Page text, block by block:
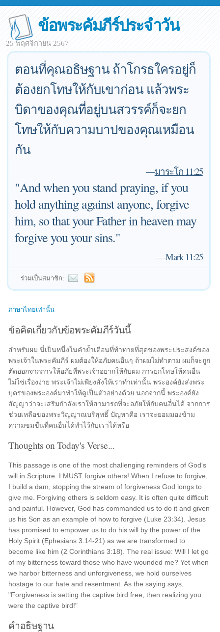
ข้อพระคัมภีร์ประจำวัน
25 พฤศจิกายน 2567
ตอนที่คุณอธิษฐาน ถ้าโกรธใครอยู่ก็
ต้องยกโทษให้กับเขาก่อน แล้วพระ
บิดาของคุณที่อยู่บนสวรรค์ก็จะยก
โทษให้กับความบาปของคุณเหมือน
กัน
—มาระโก 11:25
"And when you stand praying, if you
hold anything against anyone, forgive
him, so that your Father in heaven may
forgive you your sins."
—Mark 11:25
ร่วมเป็นสมาชิก:
ภาษาไทยเท่านั้น
ข้อคิดเกี่ยวกับข้อพระคัมภีร์วันนี้
สำหรับผม นี่เป็นหนึ่งในคำย้ำเตือนที่ท้าทายที่สุดของพระประสงค์ของ
พระเจ้าในพระคัมภีร์ ผมต้องให้อภัยคนอื่นๆ ถ้าผมไม่ทำตาม ผมก็จะถูก
ตัดออกจากการให้อภัยที่พระเจ้าอยากให้กับผม การยกโทษให้คนอื่น
ไม่ใช่เรื่องง่าย พระเจ้าไม่เพียงสั่งให้เราทำเท่านั้น พระองค์ยังส่งพระ
บุตรของพระองค์มาทำให้ดูเป็นตัวอย่างด้วย นอกจากนี้ พระองค์ยัง
สัญญาว่าจะเสริมกำลังเราให้สามารถที่จะอภัยให้กับคนอื่นได้ จากการ
ช่วยเหลือของพระวิญญาณบริสุทธิ์ ปัญหาคือ เราจะยอมมองข้าม
ความขมขื่นที่คนอื่นได้ทำไว้กับเราได้หรือ
Thoughts on Today's Verse...
This passage is one of the most challenging reminders of God's
will in Scripture. I MUST forgive others! When I refuse to forgive,
I build a dam, stopping the stream of forgiveness God longs to
give me. Forgiving others is seldom easy. It is often quite difficult
and painful. However, God has commanded us to do it and given
us his Son as an example of how to forgive (Luke 23:34). Jesus
has promised to empower us to do his will by the power of the
Holy Spirit (Ephesians 3:14-21) as we are transformed to
become like him (2 Corinthians 3:18). The real issue: Will I let go
of my bitterness toward those who have wounded me? Yet when
we harbor bitterness and unforgiveness, we hold ourselves
hostage to our hate and resentment. As the saying says,
"Forgiveness is setting the captive bird free, then realizing you
were the captive bird!"
คำอธิษฐาน